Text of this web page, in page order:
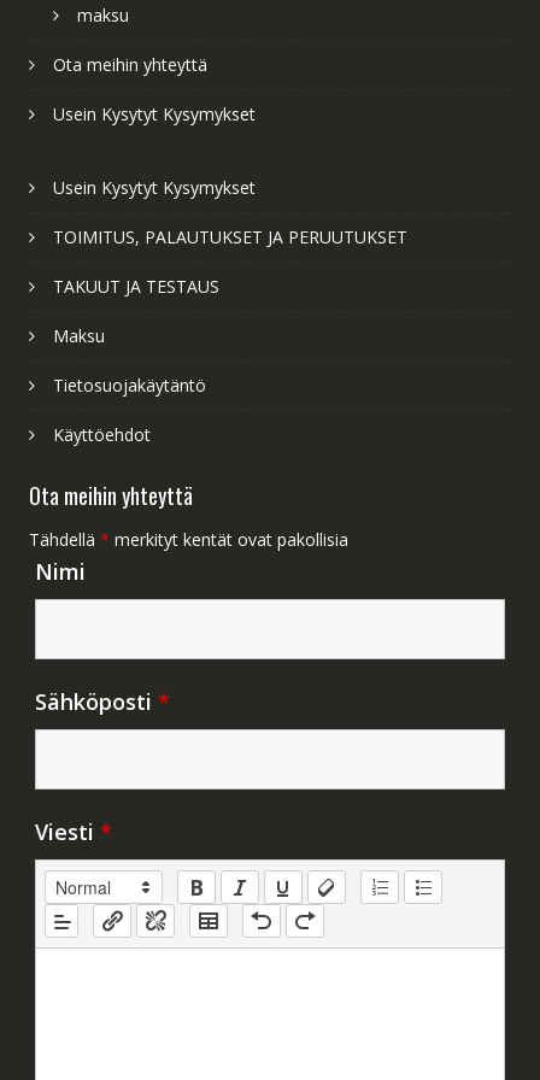
maksu
Ota meihin yhteyttä
Usein Kysytyt Kysymykset
Usein Kysytyt Kysymykset
TOIMITUS, PALAUTUKSET JA PERUUTUKSET
TAKUUT JA TESTAUS
Maksu
Tietosuojakäytäntö
Käyttöehdot
Ota meihin yhteyttä
Tähdellä * merkityt kentät ovat pakollisia
Nimi
Sähköposti *
Viesti *